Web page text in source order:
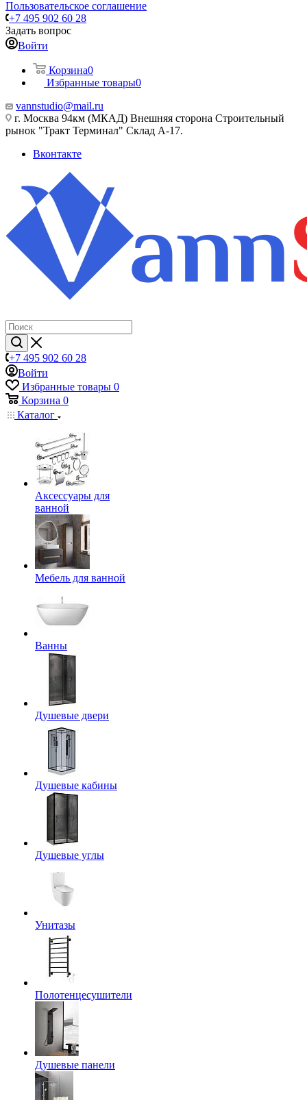
Пользовательское соглашение
+7 495 902 60 28
Задать вопрос
Войти
Корзина0
Избранные товары0
vannstudio@mail.ru
г. Москва 94км (МКАД) Внешняя сторона Строительный
рынок "Тракт Терминал" Склад А-17.
Вконтакте
+7 495 902 60 28
Войти
Избранные товары 0
Корзина 0
Каталог
Аксессуары для
ванной
Мебель для ванной
Ванны
Душевые двери
Душевые кабины
Душевые углы
Унитазы
Полотенцесушители
Душевые панели